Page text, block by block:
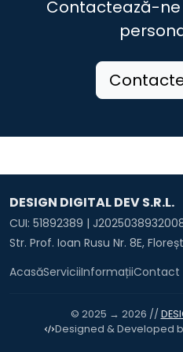
Contactează-
DESIGN DIGITAL DEV S.R.L.
CUI: 51892389 |
Str. Prof. Ioan Rusu Nr. 8E,
AcasăServiciiInformațiiContact
© 2025 → 2026 //
Designed & Developed